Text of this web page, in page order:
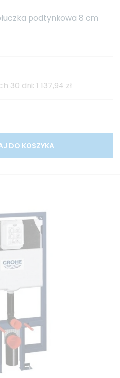
podtynkowa 8 cm
30 dni: 1 137,94 zł
DO KOSZYKA